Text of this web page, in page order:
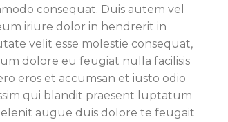
consequat. Duis autem vel
iriure dolor in hendrerit in
velit esse molestie consequat,
dolore eu feugiat nulla facilisis
eros et accumsan et iusto odio
qui blandit praesent luptatum
augue duis dolore te feugait